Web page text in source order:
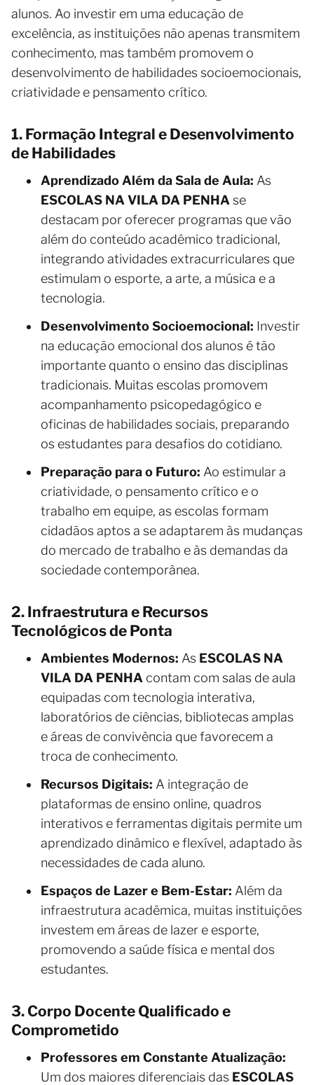
alunos. Ao investir em uma educação de
excelência, as instituições não apenas transmitem
conhecimento, mas também promovem o
desenvolvimento de habilidades socioemocionais,
criatividade e pensamento crítico.
1. Formação Integral e Desenvolvimento
de Habilidades
Aprendizado Além da Sala de Aula: As
ESCOLAS NA VILA DA PENHA se
destacam por oferecer programas que vão
além do conteúdo acadêmico tradicional,
integrando atividades extracurriculares que
estimulam o esporte, a arte, a música e a
tecnologia.
Desenvolvimento Socioemocional: Investir
na educação emocional dos alunos é tão
importante quanto o ensino das disciplinas
tradicionais. Muitas escolas promovem
acompanhamento psicopedagógico e
oficinas de habilidades sociais, preparando
os estudantes para desafios do cotidiano.
Preparação para o Futuro: Ao estimular a
criatividade, o pensamento crítico e o
trabalho em equipe, as escolas formam
cidadãos aptos a se adaptarem às mudanças
do mercado de trabalho e às demandas da
sociedade contemporânea.
2. Infraestrutura e Recursos
Tecnológicos de Ponta
Ambientes Modernos: As ESCOLAS NA
VILA DA PENHA contam com salas de aula
equipadas com tecnologia interativa,
laboratórios de ciências, bibliotecas amplas
e áreas de convivência que favorecem a
troca de conhecimento.
Recursos Digitais: A integração de
plataformas de ensino online, quadros
interativos e ferramentas digitais permite um
aprendizado dinâmico e flexível, adaptado às
necessidades de cada aluno.
Espaços de Lazer e Bem-Estar: Além da
infraestrutura acadêmica, muitas instituições
investem em áreas de lazer e esporte,
promovendo a saúde física e mental dos
estudantes.
3. Corpo Docente Qualificado e
Comprometido
Professores em Constante Atualização:
Um dos maiores diferenciais das ESCOLAS